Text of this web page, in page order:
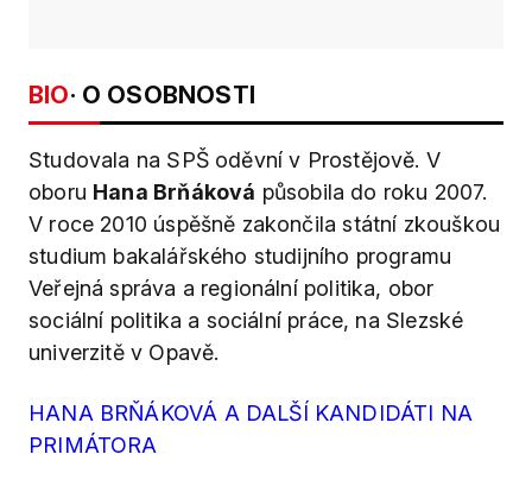
BIO· O OSOBNOSTI
Studovala na SPŠ oděvní v Prostějově. V
oboru Hana Brňáková působila do roku 2007.
V roce 2010 úspěšně zakončila státní zkouškou
studium bakalářského studijního programu
Veřejná správa a regionální politika, obor
sociální politika a sociální práce, na Slezské
univerzitě v Opavě.
HANA BRŇÁKOVÁ A DALŠÍ KANDIDÁTI NA
PRIMÁTORA